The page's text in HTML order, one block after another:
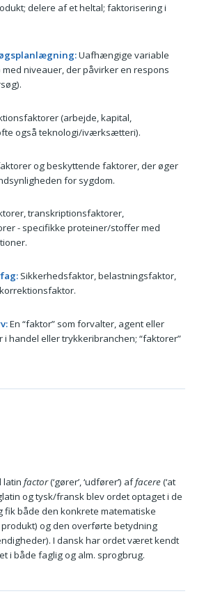
delere af et heltal; faktorisering i
Uafhængige variable
niveauer, der påvirker en respons
(arbejde, kapital,
også teknologi/iværksætteri).
og beskyttende faktorer, der øger
for sygdom.
transkriptionsfaktorer,
- specifikke proteiner/stoffer med
Sikkerhedsfaktor, belastningsfaktor,
En “faktor” som forvalter, agent eller
handel eller trykkeribranchen; “faktorer”
latin factor(‘gører’, ‘udfører’) affacere(‘at
og tysk/fransk blev ordet optaget i de
både den konkrete matematiske
og den overførte betydning
I dansk har ordet været kendt
i både faglig og alm. sprogbrug.